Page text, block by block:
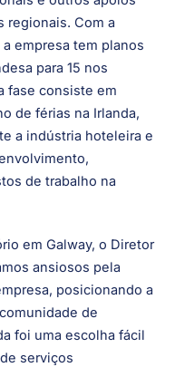
com empregadores
de marketing global
e outros apoios
regionais. Com a
empresa tem planos
para 15 nos
fase consiste em
de férias na Irlanda,
de trabalho na
em Galway, o Diretor
ansiosos pela